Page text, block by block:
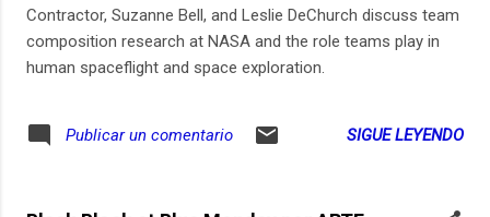
Contractor, Suzanne Bell, and Leslie DeChurch discuss team
composition research at NASA and the role teams play in
human spaceflight and space exploration.
Publicar un comentario SIGUE LEYENDO